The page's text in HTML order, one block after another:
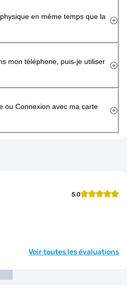
en même temps que la
mon téléphone, puis-je utiliser
ou Connexion avec ma carte
5.0
Voir toutes les évaluations